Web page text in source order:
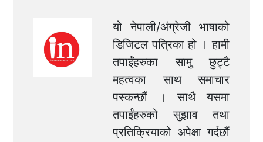
यो नेपाली/अंग्रेजी भाषाको
डिजिटल पत्रिका हो । हामी
तपाईंहरुका सामु छुट्टै
महत्वका साथ समाचार
पस्कन्छौं । साथै यसमा
तपाईंहरुको सुझाव तथा
प्रतिक्रियाको अपेक्षा गर्दछौं